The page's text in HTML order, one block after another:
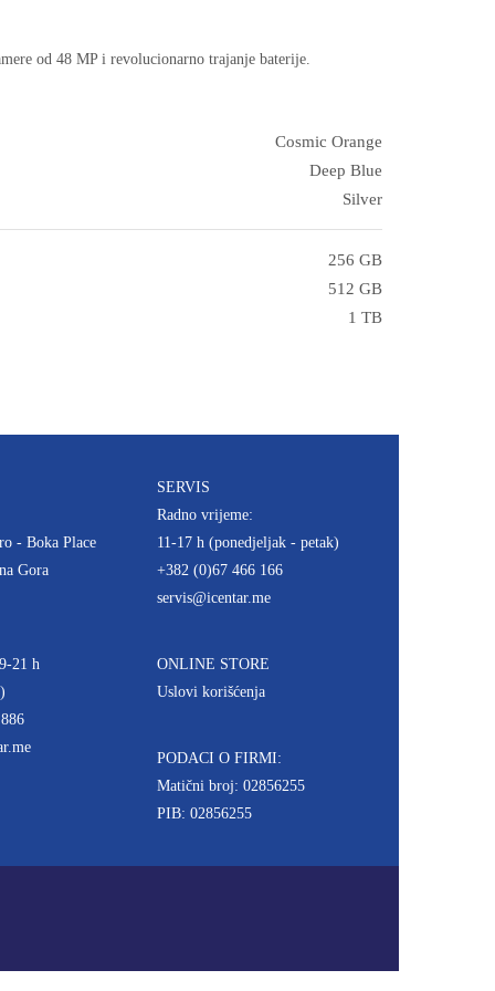
od 48 MP i revolucionarno trajanje baterije.
Cosmic Orange
Deep Blue
Silver
256 GB
512 GB
1 TB
- Boka Place
Gora
21 h
SERVIS
Radno vrijeme:
11-17 h (ponedjeljak - petak)
+382 (0)67 466 166
servis@icentar.me
ONLINE STORE
Uslovi korišćenja
PODACI O FIRMI:
Matični broj: 02856255
PIB: 02856255